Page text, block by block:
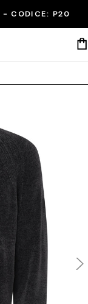
- CODICE: P20